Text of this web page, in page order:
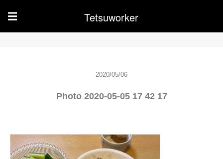
☰ Tetsuworker
2020/05/06
Photo 2020-05-05 17 42 17